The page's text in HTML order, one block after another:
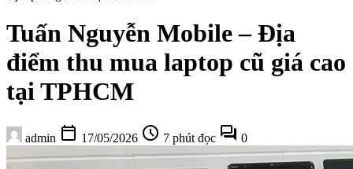
Tuấn Nguyễn Mobile – Địa
điểm thu mua laptop cũ giá cao
tại TPHCM
admin calendar_today 17/05/2026 schedule 7 phút đọc forum 0